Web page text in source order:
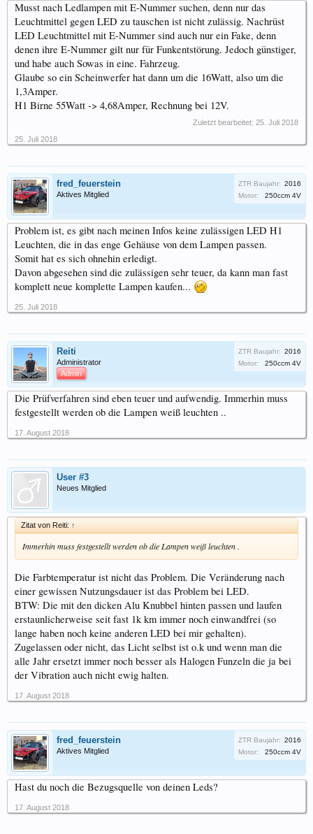
Musst nach Ledlampen mit E-Nummer suchen, denn nur das
Leuchtmittel gegen LED zu tauschen ist nicht zulässig. Nachrüst
LED Leuchtmittel mit E-Nummer sind auch nur ein Fake, denn
denen ihre E-Nummer gilt nur für Funkentstörung. Jedoch günstiger,
und habe auch Sowas in eine. Fahrzeug.
Glaube so ein Scheinwerfer hat dann um die 16Watt, also um die
1,3Amper.
H1 Birne 55Watt -> 4,68Amper, Rechnung bei 12V.
Zuletzt bearbeitet: 25. Juli 2018
25. Juli 2018
fred_feuerstein
Aktives Mitglied
ZTR Baujahr: 2016
Motor:
250ccm 4V
Problem ist, es gibt nach meinen Infos keine zulässigen LED H1
Leuchten, die in das enge Gehäuse von dem Lampen passen.
Somit hat es sich ohnehin erledigt.
Davon abgesehen sind die zulässigen sehr teuer, da kann man fast
komplett neue komplette Lampen kaufen...
25. Juli 2018
Reiti
Administrator
Admin
ZTR Baujahr: 2016
Motor:
250ccm 4V
Die Prüfverfahren sind eben teuer und aufwendig. Immerhin muss
festgestellt werden ob die Lampen weiß leuchten ..
17. August 2018
User #3
Neues Mitglied
Zitat von Reiti: ↑
Immerhin muss festgestellt werden ob die Lampen weiß leuchten .
Die Farbtemperatur ist nicht das Problem. Die Veränderung nach
einer gewissen Nutzungsdauer ist das Problem bei LED.
BTW: Die mit den dicken Alu Knubbel hinten passen und laufen
erstaunlicherweise seit fast 1k km immer noch einwandfrei (so
lange haben noch keine anderen LED bei mir gehalten).
Zugelassen oder nicht, das Licht selbst ist o.k und wenn man die
alle Jahr ersetzt immer noch besser als Halogen Funzeln die ja bei
der Vibration auch nicht ewig halten.
17. August 2018
fred_feuerstein
Aktives Mitglied
ZTR Baujahr: 2016
Motor:
250ccm 4V
Hast du noch die Bezugsquelle von deinen Leds?
17. August 2018